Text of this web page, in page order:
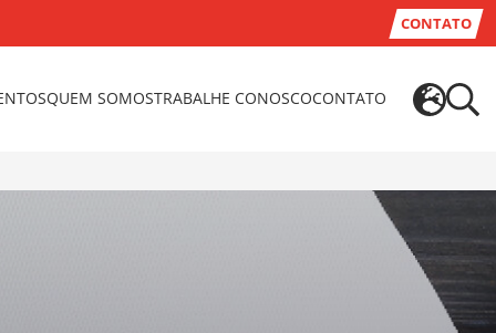
CONTATO
QUEM SOMOSTRABALHE CONOSCOCONTATO